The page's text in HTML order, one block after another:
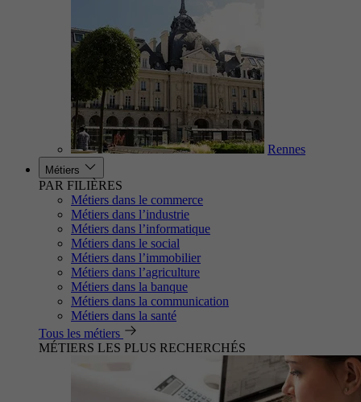
Rennes
Métiers
PAR FILIÈRES
Métiers dans le commerce
Métiers dans l’industrie
Métiers dans l’informatique
Métiers dans le social
Métiers dans l’immobilier
Métiers dans l’agriculture
Métiers dans la banque
Métiers dans la communication
Métiers dans la santé
Tous les métiers
MÉTIERS LES PLUS RECHERCHÉS